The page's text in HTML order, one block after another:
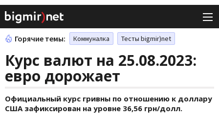
Горячие темы: Коммуналка Тесты bigmir)net
Курс валют на 25.08.2023:
евро дорожает
Официальный курс гривны по отношению к доллару
США зафиксирован на уровне 36,56 грн/долл.